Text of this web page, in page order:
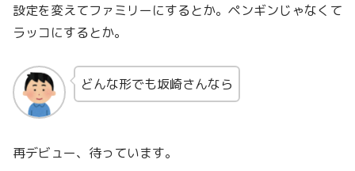
設定を変えてファミリーにするとか。ペンギンじゃなくて
ラッコにするとか。
どんな形でも坂崎さんなら
再デビュー、待っています。